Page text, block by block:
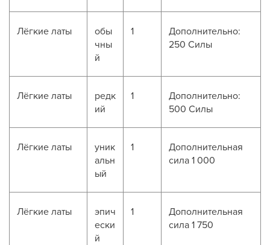
Лёгкие латы
обы
чны
й
1
Дополнительно:
250 Силы
Лёгкие латы
редк
ий
1
Дополнительно:
500 Силы
Лёгкие латы
уник
альн
ый
1
Дополнительная
сила 1 000
Лёгкие латы
эпич
ески
й
1
Дополнительная
сила 1 750